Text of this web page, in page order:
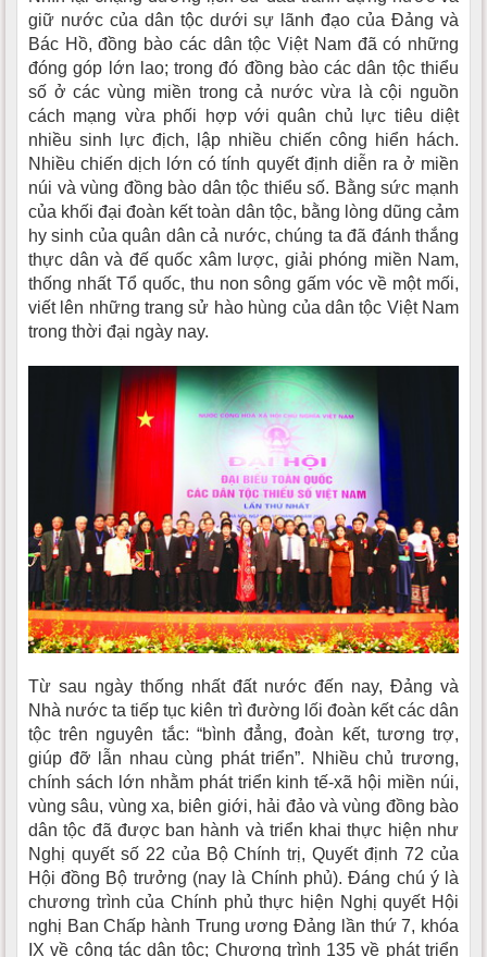
giữ nước của dân tộc dưới sự lãnh đạo của Đảng và
Bác Hồ, đồng bào các dân tộc Việt Nam đã có những
đóng góp lớn lao; trong đó đồng bào các dân tộc thiểu
số ở các vùng miền trong cả nước vừa là cội nguồn
cách mạng vừa phối hợp với quân chủ lực tiêu diệt
nhiều sinh lực địch, lập nhiều chiến công hiển hách.
Nhiều chiến dịch lớn có tính quyết định diễn ra ở miền
núi và vùng đồng bào dân tộc thiểu số. Bằng sức mạnh
của khối đại đoàn kết toàn dân tộc, bằng lòng dũng cảm
hy sinh của quân dân cả nước, chúng ta đã đánh thắng
thực dân và đế quốc xâm lược, giải phóng miền Nam,
thống nhất Tổ quốc, thu non sông gấm vóc về một mối,
viết lên những trang sử hào hùng của dân tộc Việt Nam
trong thời đại ngày nay.
Từ sau ngày thống nhất đất nước đến nay, Đảng và
Nhà nước ta tiếp tục kiên trì đường lối đoàn kết các dân
tộc trên nguyên tắc: “bình đẳng, đoàn kết, tương trợ,
giúp đỡ lẫn nhau cùng phát triển”. Nhiều chủ trương,
chính sách lớn nhằm phát triển kinh tế-xã hội miền núi,
vùng sâu, vùng xa, biên giới, hải đảo và vùng đồng bào
dân tộc đã được ban hành và triển khai thực hiện như
Nghị quyết số 22 của Bộ Chính trị, Quyết định 72 của
Hội đồng Bộ trưởng (nay là Chính phủ). Đáng chú ý là
chương trình của Chính phủ thực hiện Nghị quyết Hội
nghị Ban Chấp hành Trung ương Đảng lần thứ 7, khóa
IX về công tác dân tộc; Chương trình 135 về phát triển